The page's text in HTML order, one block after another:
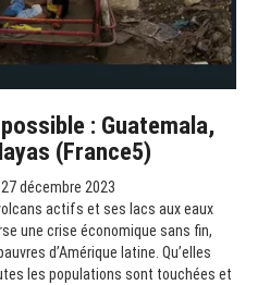
: Guatemala,
(France5)
décembre 2023
actifs et ses lacs aux eaux
une crise économique sans fin,
d’Amérique latine. Qu’elles
les populations sont touchées et